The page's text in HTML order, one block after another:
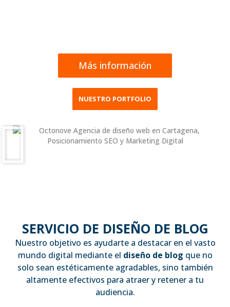
Más información
NUESTRO PORTFOLIO
SERVICIO DE DISEÑO DE BLOG
Nuestro objetivo es ayudarte a destacar en el vasto
mundo digital mediante el diseño de blog que no
solo sean estéticamente agradables, sino también
altamente efectivos para atraer y retener a tu
audiencia.